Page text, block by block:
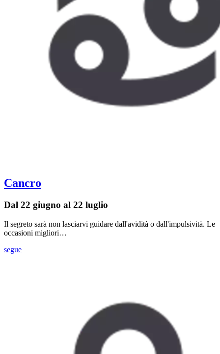
Cancro
Dal 22 giugno al 22 luglio
Il segreto sarà non lasciarvi guidare dall'avidità o dall'impulsività. Le
occasioni migliori…
segue